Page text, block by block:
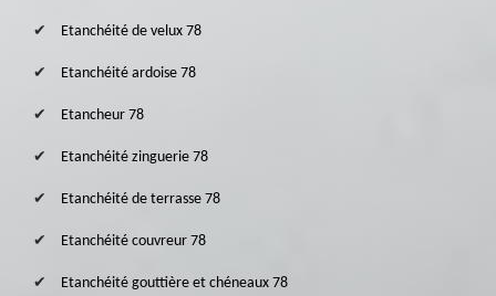
Etanchéité de velux 78
Etanchéité ardoise 78
Etancheur 78
Etanchéité zinguerie 78
Etanchéité de terrasse 78
Etanchéité couvreur 78
Etanchéité gouttière et chéneaux 78